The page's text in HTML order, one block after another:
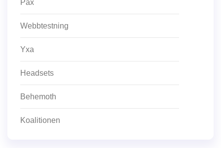
Pax
Webbtestning
Yxa
Headsets
Behemoth
Koalitionen